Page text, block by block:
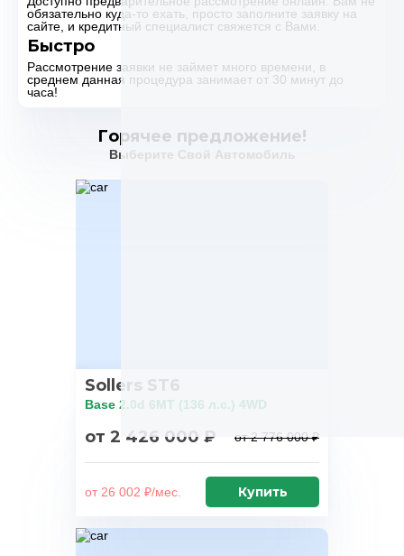
обязательно куда-то ехать, просто заполните заявку на
сайте, и кредитный специалист свяжется с Вами.
Быстро
Рассмотрение заявки не займет много времени, в
среднем данная процедура занимает от 30 минут до
часа!
Горячее предложение!
Выберите Свой Автомобиль
Sollers ST6
Base 2.0d 6MT (136 л.с.) 4WD
от 2 426 000 ₽ от 2 776 000 ₽
от 26 002 ₽/мес. Купить